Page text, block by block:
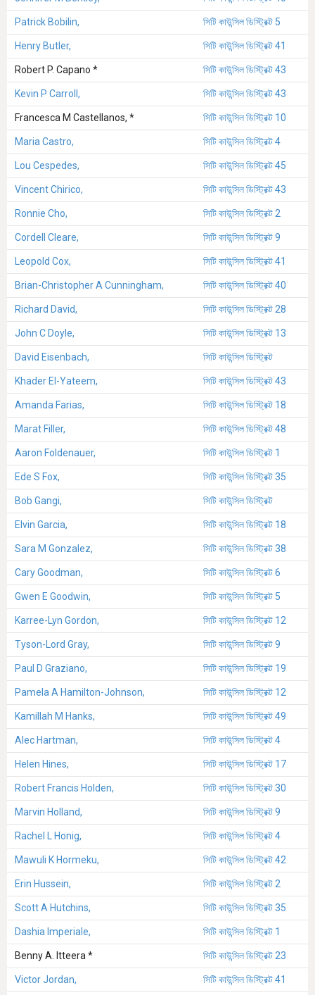
Patrick Bobilin, সিটি কাউন্সিল ডিস্ট্রিক্ট 5
Henry Butler, সিটি কাউন্সিল ডিস্ট্রিক্ট 41
Robert P. Capano * সিটি কাউন্সিল ডিস্ট্রিক্ট 43
Kevin P Carroll, সিটি কাউন্সিল ডিস্ট্রিক্ট 43
Francesca M Castellanos, * সিটি কাউন্সিল ডিস্ট্রিক্ট 10
Maria Castro, সিটি কাউন্সিল ডিস্ট্রিক্ট 4
Lou Cespedes, সিটি কাউন্সিল ডিস্ট্রিক্ট 45
Vincent Chirico, সিটি কাউন্সিল ডিস্ট্রিক্ট 43
Ronnie Cho, সিটি কাউন্সিল ডিস্ট্রিক্ট 2
Cordell Cleare, সিটি কাউন্সিল ডিস্ট্রিক্ট 9
Leopold Cox, সিটি কাউন্সিল ডিস্ট্রিক্ট 41
Brian-Christopher A Cunningham, সিটি কাউন্সিল ডিস্ট্রিক্ট 40
Richard David, সিটি কাউন্সিল ডিস্ট্রিক্ট 28
John C Doyle, সিটি কাউন্সিল ডিস্ট্রিক্ট 13
David Eisenbach, সিটি কাউন্সিল ডিস্ট্রিক্ট
Khader El-Yateem, সিটি কাউন্সিল ডিস্ট্রিক্ট 43
Amanda Farias, সিটি কাউন্সিল ডিস্ট্রিক্ট 18
Marat Filler, সিটি কাউন্সিল ডিস্ট্রিক্ট 48
Aaron Foldenauer, সিটি কাউন্সিল ডিস্ট্রিক্ট 1
Ede S Fox, সিটি কাউন্সিল ডিস্ট্রিক্ট 35
Bob Gangi, সিটি কাউন্সিল ডিস্ট্রিক্ট
Elvin Garcia, সিটি কাউন্সিল ডিস্ট্রিক্ট 18
Sara M Gonzalez, সিটি কাউন্সিল ডিস্ট্রিক্ট 38
Cary Goodman, সিটি কাউন্সিল ডিস্ট্রিক্ট 6
Gwen E Goodwin, সিটি কাউন্সিল ডিস্ট্রিক্ট 5
Karree-Lyn Gordon, সিটি কাউন্সিল ডিস্ট্রিক্ট 12
Tyson-Lord Gray, সিটি কাউন্সিল ডিস্ট্রিক্ট 9
Paul D Graziano, সিটি কাউন্সিল ডিস্ট্রিক্ট 19
Pamela A Hamilton-Johnson, সিটি কাউন্সিল ডিস্ট্রিক্ট 12
Kamillah M Hanks, সিটি কাউন্সিল ডিস্ট্রিক্ট 49
Alec Hartman, সিটি কাউন্সিল ডিস্ট্রিক্ট 4
Helen Hines, সিটি কাউন্সিল ডিস্ট্রিক্ট 17
Robert Francis Holden, সিটি কাউন্সিল ডিস্ট্রিক্ট 30
Marvin Holland, সিটি কাউন্সিল ডিস্ট্রিক্ট 9
Rachel L Honig, সিটি কাউন্সিল ডিস্ট্রিক্ট 4
Mawuli K Hormeku, সিটি কাউন্সিল ডিস্ট্রিক্ট 42
Erin Hussein, সিটি কাউন্সিল ডিস্ট্রিক্ট 2
Scott A Hutchins, সিটি কাউন্সিল ডিস্ট্রিক্ট 35
Dashia Imperiale, সিটি কাউন্সিল ডিস্ট্রিক্ট 1
Benny A. Itteera * সিটি কাউন্সিল ডিস্ট্রিক্ট 23
Victor Jordan, সিটি কাউন্সিল ডিস্ট্রিক্ট 41